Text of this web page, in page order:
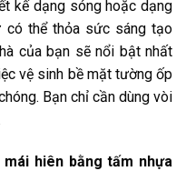
kế dạng sóng hoặc dạng
có thể thỏa sức sáng tạo
của bạn sẽ nổi bật nhất
vệ sinh bề mặt tường ốp
Bạn chỉ cần dùng vòi
hiên bằng tấm nhựa